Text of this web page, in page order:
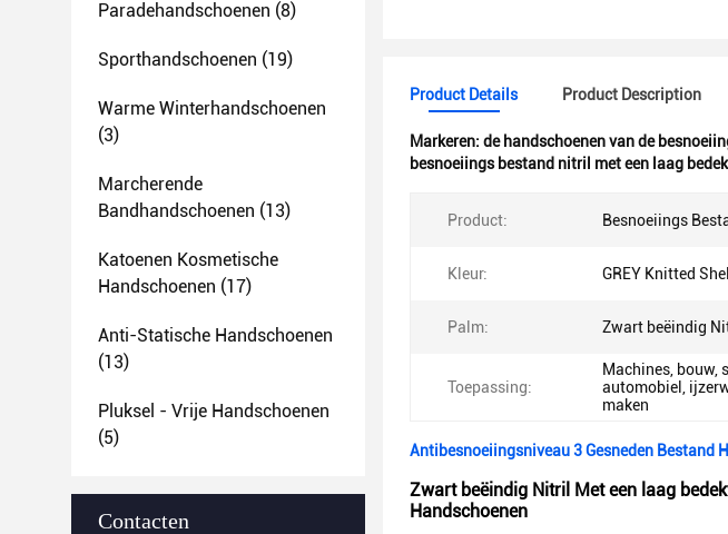
Paradehandschoenen (8)
Sporthandschoenen (19)
Warme Winterhandschoenen
(3)
Marcherende
Bandhandschoenen (13)
Katoenen Kosmetische
Handschoenen (17)
Anti-Statische Handschoenen
(13)
Pluksel - Vrije Handschoenen
(5)
Contacten
Product Details Product Description
Markeren: de handschoenen van de
besnoeiings bestand nitril met een laag
Product: Besnoeiings
Kleur: GREY Knitted Shell
Palm: Zwart beëindig
Toepassing:
Machines, bouw,
automobiel,
maken
Antibesnoeiingsniveau 3 Gesneden Bestand
Zwart beëindig Nitril Met een laag
Handschoenen